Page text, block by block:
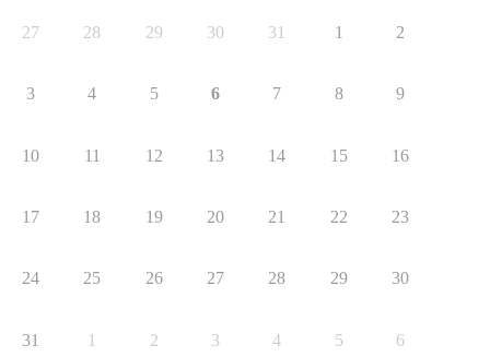
27 28 29 30 31 1 2
3 4 5 6 7 8 9
10 11 12 13 14 15 16
17 18 19 20 21 22 23
24 25 26 27 28 29 30
31 1 2 3 4 5 6